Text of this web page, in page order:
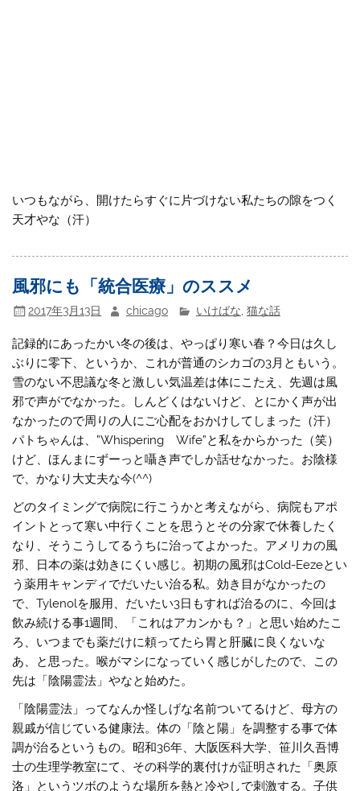
いつもながら、開けたらすぐに片づけない私たちの隙をつく
天才やな（汗）
風邪にも「統合医療」のススメ
2017年3月13日 chicago いけばな 猫な話
記録的にあったかい冬の後は、やっぱり寒い春？今日は久し
ぶりに零下、というか、これが普通のシカゴの3月ともいう。
雪のない不思議な冬と激しい気温差は体にこたえ、先週は風
邪で声がでなかった。しんどくはないけど、とにかく声が出
なかったので周りの人にご心配をおかけしてしまった（汗）
パトちゃんは、”Whispering Wife”と私をからかった（笑）
けど、ほんまにずーっと囁き声でしか話せなかった。お陰様
で、かなり大丈夫な今(^^)
どのタイミングで病院に行こうかと考えながら、病院もアポ
イントとって寒い中行くことを思うとその分家で休養したく
なり、そうこうしてるうちに治ってよかった。アメリカの風
邪、日本の薬は効きにくい感じ。初期の風邪はCold-Eezeとい
う薬用キャンディでだいたい治る私。効き目がなかったの
で、Tylenolを服用、だいたい3日もすれば治るのに、今回は
飲み続ける事1週間、「これはアカンかも？」と思い始めたこ
ろ、いつまでも薬だけに頼ってたら胃と肝臓に良くないな
あ、と思った。喉がマシになっていく感じがしたので、この
先は「陰陽霊法」やなと始めた。
「陰陽霊法」ってなんか怪しげな名前ついてるけど、母方の
親戚が信じている健康法。体の「陰と陽」を調整する事で体
調が治るというもの。昭和36年、大阪医科大学、笹川久吾博
士の生理学教室にて、その科学的裏付けが証明された「奥原
洛」というツボのような場所を熱と冷やしで刺激する。子供